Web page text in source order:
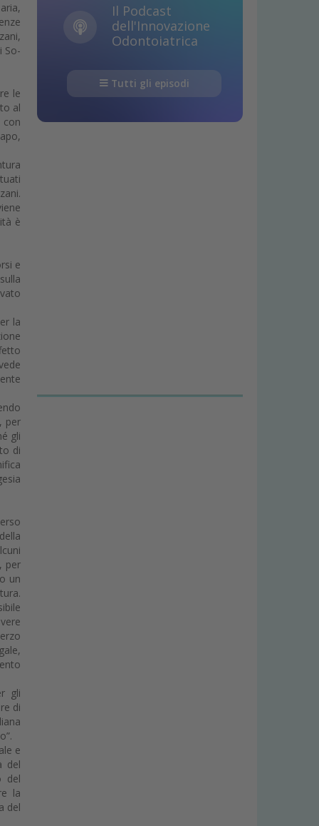
So-
le
al
con
è
e
la
per
gli
di
per
un
gli
di
e
del
del
la
del
Il Podcast
dell'Innovazione
Odontoiatrica
Tutti gli episodi